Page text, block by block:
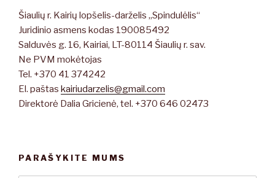
Šiaulių r. Kairių lopšelis-darželis „Spindulėlis“
Juridinio asmens kodas 190085492
Salduvės g. 16, Kairiai, LT-80114 Šiaulių r. sav.
Ne PVM mokėtojas
Tel. +370 41 374242
El. paštas kairiudarzelis@gmail.com
Direktorė Dalia Gricienė, tel. +370 646 02473
PARAŠYKITE MUMS